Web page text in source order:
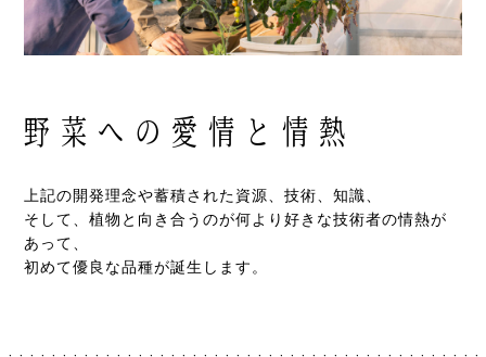
野菜への愛情と情熱
上記の開発理念や蓄積された資源、技術、知識、
そして、植物と向き合うのが何より好きな技術者の情熱が
あって、
初めて優良な品種が誕生します。